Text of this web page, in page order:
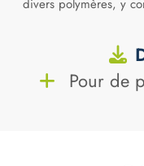
divers polymères, y
Pour de